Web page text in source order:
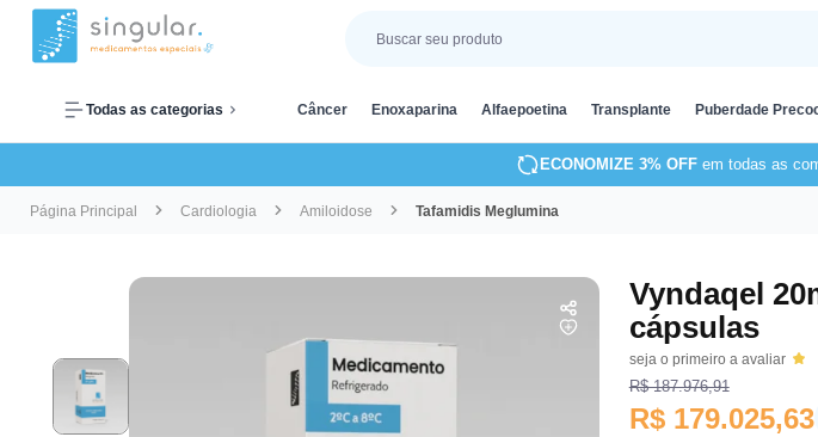
Todas as categorias Câncer Enoxaparina Alfaepoetina Transplante Puberdade
ECONOMIZE 3% OFF em todas as
Página Principal Cardiologia Amiloidose Tafamidis Meglumina
Vyndaqel
cápsulas
seja o primeiro a avaliar
R$ 187.976,91
R$ 179.025,63